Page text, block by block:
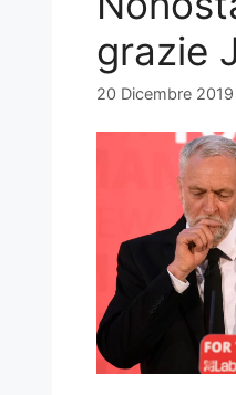
grazie
20 Dicembre 2019